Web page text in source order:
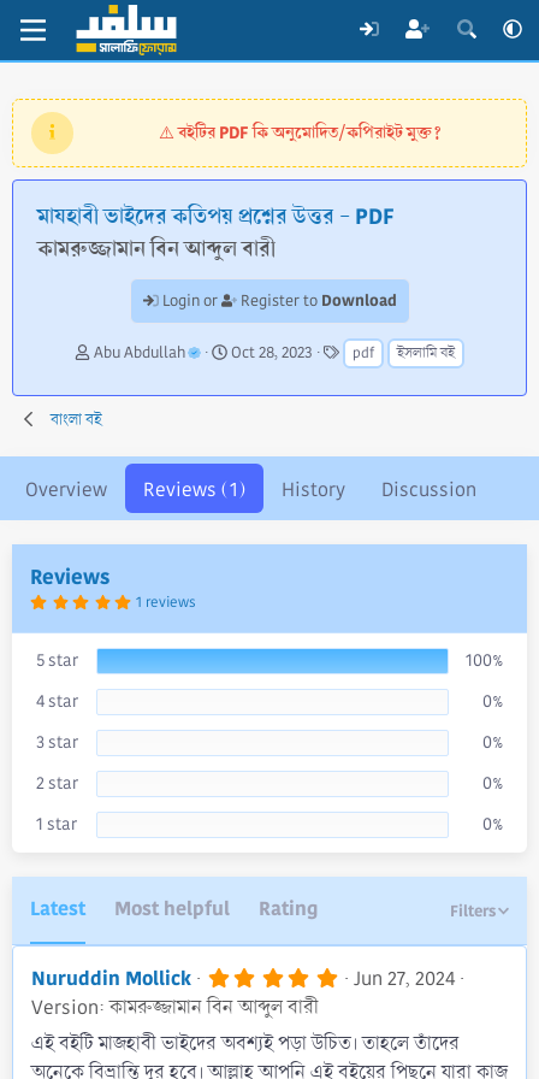
⚠️বইটির PDF কি অনুমোদিত/কপিরাইট মুক্ত?
মাযহাবী ভাইদের কতিপয় প্রশ্নের উত্তর - PDF
কামরুজ্জামান বিন আব্দুল বারী
Login or Register to Download
A
t
h
r
Abu Abdullah
C
e
i
o
n
Oct 28, 2023
T
a
g
pdf ইসলামি বই
বাংলা বই
Overview Reviews (1) History Discussion
Reviews
5
0
0
s
t
a
(
s
1 reviews
5 star
100%
4 star
0%
3 star
0%
2 star
0%
1 star
0%
Latest Most helpful Rating Filters
Nuruddin Mollick 5
0
s
t
Jun 27, 2024
Version: কামরুজ্জামান বিন আব্দুল বারী
এই বইটি মাজহাবী ভাইদের অবশ্যই পড়া উচিত। তাহলে তাঁদের
অনেকে বিভ্রান্তি দূর হবে। আল্লাহ আপনি এই বইয়ের পিছনে যারা কাজ